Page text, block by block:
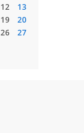
12
13
19
20
26
27